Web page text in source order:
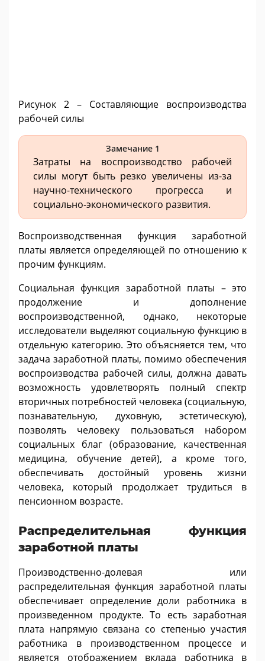
Рисунок 2 – Составляющие воспроизводства
рабочей силы
Замечание 1
Затраты на воспроизводство рабочей
силы могут быть резко увеличены из-за
научно-технического прогресса и
социально-экономического развития.
Воспроизводственная функция заработной
платы является определяющей по отношению к
прочим функциям.
Социальная функция заработной платы – это
продолжение и дополнение
воспроизводственной, однако, некоторые
исследователи выделяют социальную функцию в
отдельную категорию. Это объясняется тем, что
задача заработной платы, помимо обеспечения
воспроизводства рабочей силы, должна давать
возможность удовлетворять полный спектр
вторичных потребностей человека (социальную,
познавательную, духовную, эстетическую),
позволять человеку пользоваться набором
социальных благ (образование, качественная
медицина, обучение детей), а кроме того,
обеспечивать достойный уровень жизни
человека, который продолжает трудиться в
пенсионном возрасте.
Распределительная функция
заработной платы
Производственно-долевая или
распределительная функция заработной платы
обеспечивает определение доли работника в
произведенном продукте. То есть заработная
плата напрямую связана со степенью участия
работника в производственном процессе и
является отображением вклада работника в